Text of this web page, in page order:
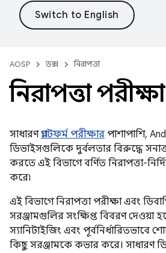
AOSP ডক্স নিরাপত্তা
নিরাপত্তা পরীক্ষা
সাধারণপ্ল্যাটফর্ম পরীক্ষার পাশাপাশি,
ডিভাইসগুলিকে দুর্বলতার বিরুদ্ধে
করতে এই বিভাগে বর্ণিত নিরাপত্তা-
করে৷
এই বিভাগে নিরাপত্তা পরীক্ষা এবং
সরঞ্জামগুলির সংক্ষিপ্ত বিবরণ দেওয়া
স্যানিটাইজিং এবং পূর্বনির্ধারিতভাবে
কিছু সরঞ্জামকে কভার করে। সাধারণ